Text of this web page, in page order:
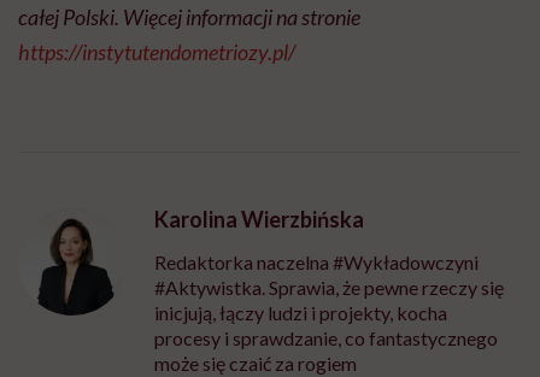
całej Polski. Więcej informacji na stronie
https://instytutendometriozy.pl/
Karolina Wierzbińska
Redaktorka naczelna #Wykładowczyni
#Aktywistka. Sprawia, że pewne rzeczy się
inicjują, łączy ludzi i projekty, kocha
procesy i sprawdzanie, co fantastycznego
może się czaić za rogiem